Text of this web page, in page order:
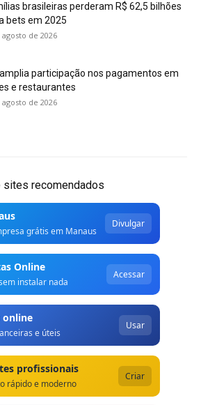
brasileiras perderam R$ 62,5 bilhões
bets em 2025
de 2026
participação nos pagamentos em
e restaurantes
de 2026
sites recomendados
grátis em Manaus
Divulgar
Online
instalar nada
Acessar
online
e úteis
Usar
profissionais
rápido e moderno
Criar